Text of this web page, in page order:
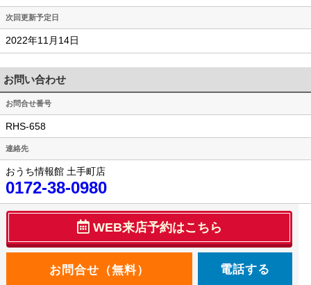
次回更新予定日
2022年11月14日
お問い合わせ
お問合せ番号
RHS-658
連絡先
おうち情報館 土手町店
0172-38-0980
WEB来店予約はこちら
電話する